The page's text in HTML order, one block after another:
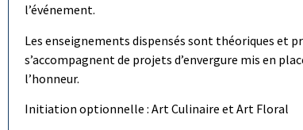
l’événement.
Les enseignements dispensés sont théoriques et
s’accompagnent de projets d’envergure mis en
l’honneur.
Initiation optionnelle : Art Culinaire et Art Floral